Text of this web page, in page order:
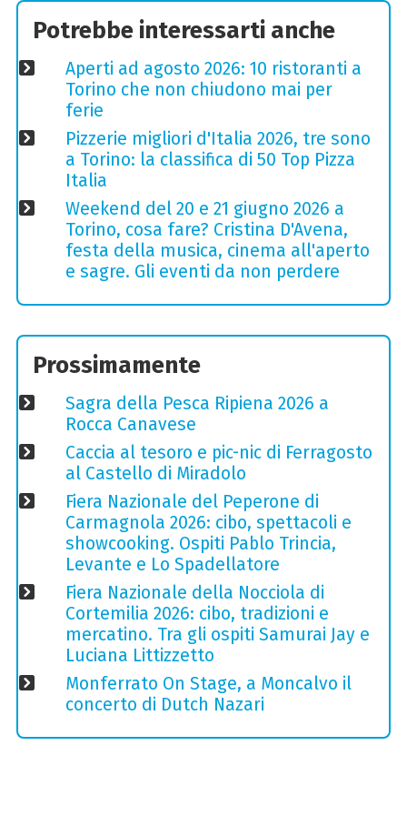
Potrebbe interessarti anche
Aperti ad agosto 2026: 10 ristoranti a
Torino che non chiudono mai per
ferie
Pizzerie migliori d'Italia 2026, tre sono
a Torino: la classifica di 50 Top Pizza
Italia
Weekend del 20 e 21 giugno 2026 a
Torino, cosa fare? Cristina D'Avena,
festa della musica, cinema all'aperto
e sagre. Gli eventi da non perdere
Prossimamente
Sagra della Pesca Ripiena 2026 a
Rocca Canavese
Caccia al tesoro e pic-nic di Ferragosto
al Castello di Miradolo
Fiera Nazionale del Peperone di
Carmagnola 2026: cibo, spettacoli e
showcooking. Ospiti Pablo Trincia,
Levante e Lo Spadellatore
Fiera Nazionale della Nocciola di
Cortemilia 2026: cibo, tradizioni e
mercatino. Tra gli ospiti Samurai Jay e
Luciana Littizzetto
Monferrato On Stage, a Moncalvo il
concerto di Dutch Nazari